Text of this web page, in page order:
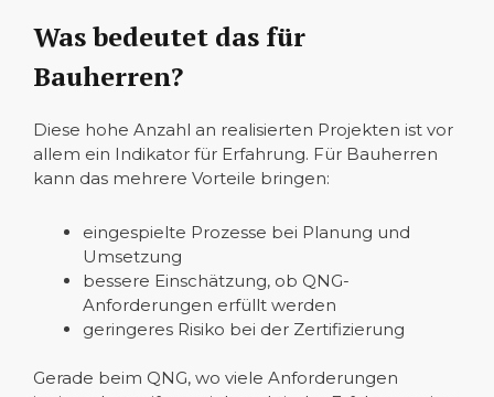
Was bedeutet das für
Bauherren?
Diese hohe Anzahl an realisierten Projekten ist vor
allem ein Indikator für Erfahrung. Für Bauherren
kann das mehrere Vorteile bringen:
eingespielte Prozesse bei Planung und
Umsetzung
bessere Einschätzung, ob QNG-
Anforderungen erfüllt werden
geringeres Risiko bei der Zertifizierung
Gerade beim QNG, wo viele Anforderungen